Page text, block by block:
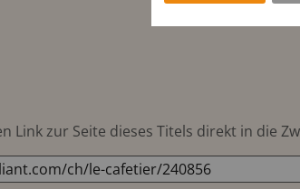
Link zur Seite dieses Titels direkt in die